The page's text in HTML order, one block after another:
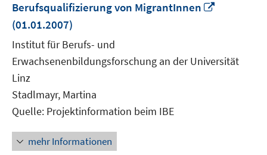
Berufsqualifizierung von MigrantInnen
(01.01.2007)
Institut für Berufs- und
Erwachsenenbildungsforschung an der Universität
Linz
Stadlmayr, Martina
Quelle: Projektinformation beim IBE
mehr Informationen